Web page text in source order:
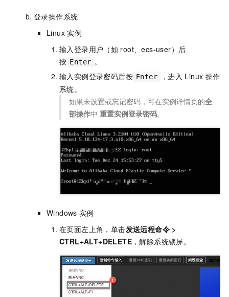
登录操作系统
Linux 实例
输入登录用户（如 root、ecs-user）后
按 Enter 。
输入实例登录密码后按 Enter ，进入 Linux 操作
系统。
如果未设置或忘记密码，可在实例详情页的全
部操作中 重置实例登录密码。
Windows 实例
在页面左上角，单击发送远程命令 >
CTRL+ALT+DELETE ，解除系统锁屏。